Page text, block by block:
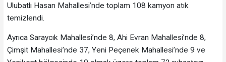
Ulubatlı Hasan Mahallesi’nde toplam 108 kamyon atık
temizlendi.
Ayrıca Saraycık Mahallesi’nde 8, Ahi Evran Mahallesi’nde 8,
Çimşit Mahallesi’nde 37, Yeni Peçenek Mahallesi’nde 9 ve